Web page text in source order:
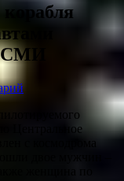
СМИ
Центральное
с космодрома